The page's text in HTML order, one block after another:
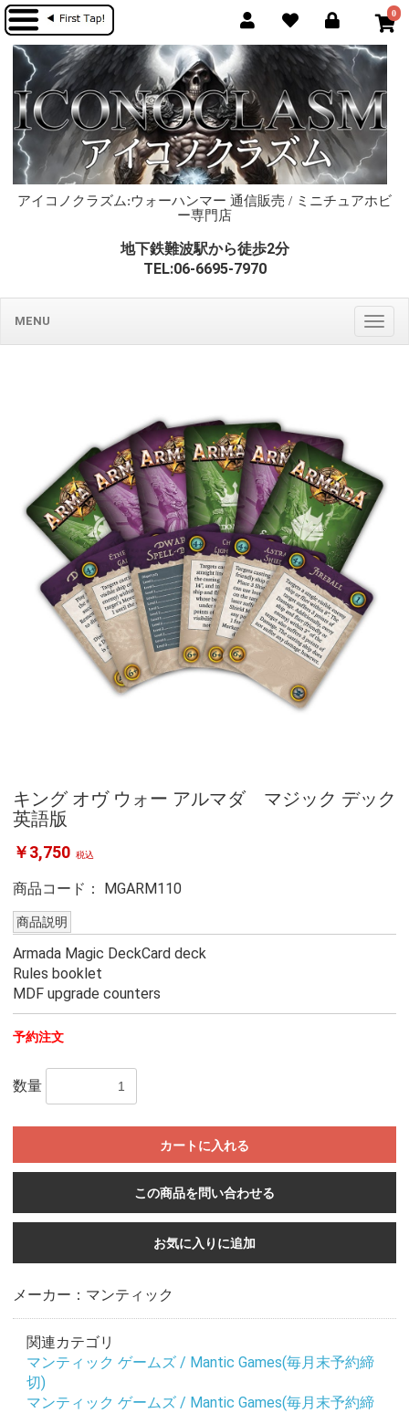
0
アイコノクラズム:ウォーハンマー 通信販売 / ミニチュアホビ
ー専門店
地下鉄難波駅から徒歩2分
TEL:06-6695-7970
MENU
キング オヴ ウォー アルマダ マジック デック
英語版
￥3,750 税込
商品コード： MGARM110
商品説明
Armada Magic DeckCard deck
Rules booklet
MDF upgrade counters
予約注文
数量
カートに入れる
この商品を問い合わせる
お気に入りに追加
メーカー：マンティック
関連カテゴリ
マンティック ゲームズ / Mantic Games(毎月末予約締
切)
マンティック ゲームズ / Mantic Games(毎月末予約締